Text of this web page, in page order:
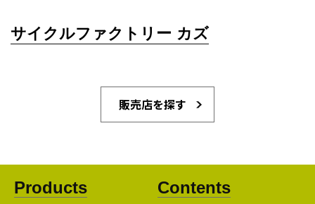
サイクルファクトリー カズ
販売店を探す
Products Contents